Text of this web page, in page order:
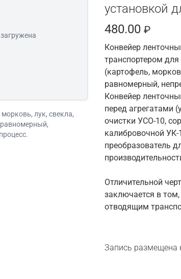
лук, свекла,
установкой
480.00₽
Конвейер
транспортером
(картофель,
равномерный,
Конвейер
перед агрегатами
очистки УСО-10,
калибровочной
преобразователь
Отличительной
заключается в
отводящим
Запись размещена